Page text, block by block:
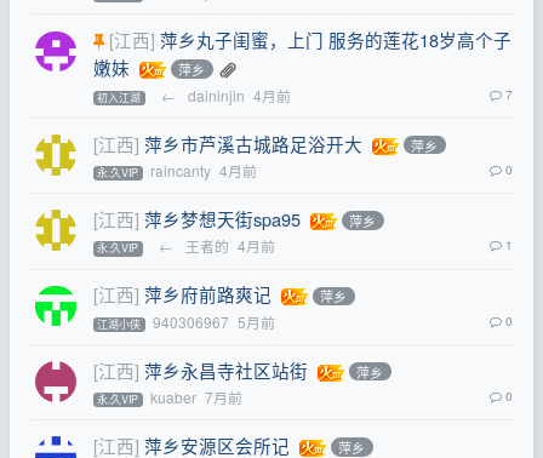
[江西] 萍乡丸子闺蜜，上门 服务的莲花18岁高个子
嫩妹
萍乡
初入江湖 ← daininjin 4月前 7
[江西] 萍乡市芦溪古城路足浴开大 萍乡
永.久VIP raincanty 4月前 0
[江西] 萍乡梦想天街spa95 萍乡
永.久VIP ← 王者的 4月前 1
[江西] 萍乡府前路爽记 萍乡
江湖小侠 940306967 5月前 0
[江西] 萍乡永昌寺社区站街 萍乡
永.久VIP kuaber 7月前 0
[江西] 萍乡安源区会所记 萍乡